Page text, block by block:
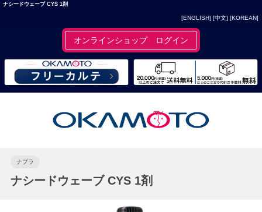
ナシードウェーブ CYS 1剤
[ENGLISH] [中文] [KOREAN]
オンラインショップ ログイン
ナプラ
ナシードウェーブ CYS 1剤